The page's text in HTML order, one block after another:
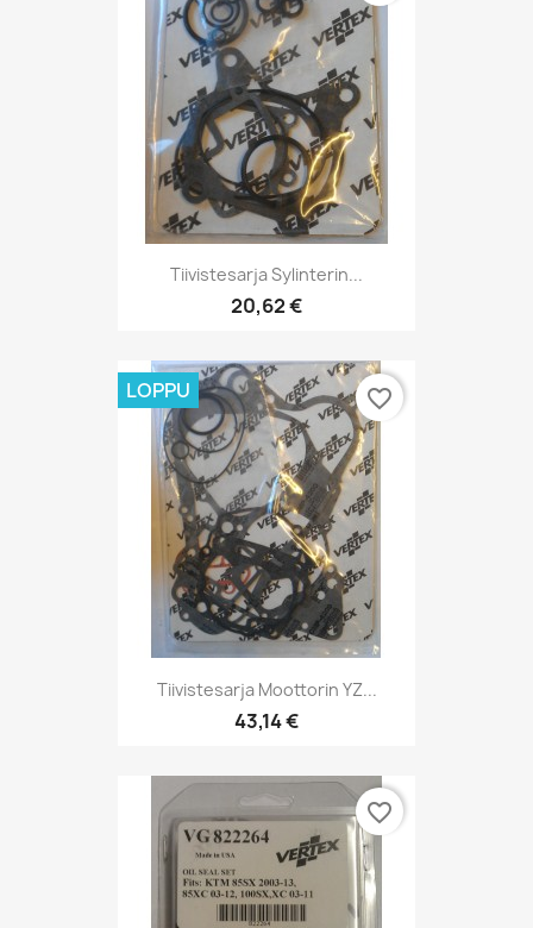
Tiivistesarja Sylinterin...
20,62 €
Tiivistesarja Moottorin YZ...
43,14 €
LOPPU favorite_border
favorite_border